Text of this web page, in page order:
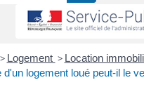
> Logement > Location
d'un logement loué peut-il le